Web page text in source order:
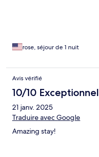
rose, séjour de 1 nuit
Avis vérifié
10/10 Exceptionnel
21 janv. 2025
Traduire avec Google
Amazing stay!